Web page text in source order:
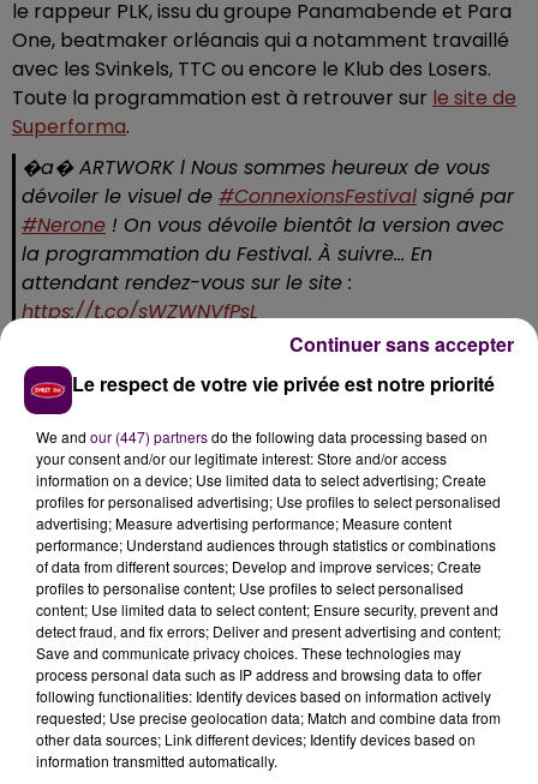
le rappeur PLK, issu du groupe Panamabende et Para
One, beatmaker orléanais qui a notamment travaillé
avec les Svinkels, TTC ou encore le Klub des Losers.
Toute la programmation est à retrouver sur le site de
Superforma.
�a�️ ARTWORK l Nous sommes heureux de vous
dévoiler le visuel de #ConnexionsFestival signé par
#Nerone ! On vous dévoile bientôt la version avec
la programmation du Festival. À suivre... En
attendant rendez-vous sur le site :
https://t.co/sWZWNVfPsL
pic.twitter.com/VanyeXRcOH
— SUPERFORMA (@superforma72)January 29, 2019
Le morceau Pas les mêmes de PLK cumule plus de 9
millions de vues :
Le respect de votre vie privée est notre priorité
We and our (447) partnersdo the following data processing based on
your consent and/or our legitimate interest: Store and/or access
information on a device; Use limited data to select advertising; Create
profiles for personalised advertising; Use profiles to select personalised
advertising; Measure advertising performance; Measure content
performance; Understand audiences through statistics or combinations
of data from different sources; Develop and improve services; Create
profiles to personalise content; Use profiles to select personalised
content; Use limited data to select content; Ensure security, prevent and
detect fraud, and fix errors; Deliver and present advertising and content;
Save and communicate privacy choices. These technologies may
process personal data such as IP address and browsing data to offer
following functionalities: Identify devices based on information actively
requested; Use precise geolocation data; Match and combine data from
other data sources; Link different devices; Identify devices based on
information transmitted automatically.
Continuer sans accepter